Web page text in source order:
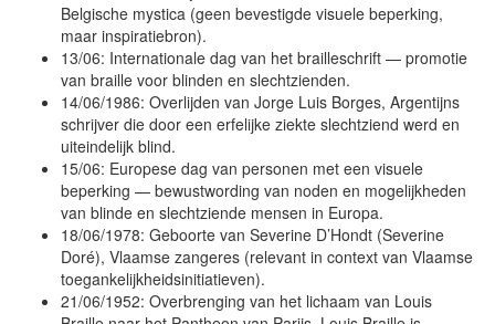
Belgische mystica (geen bevestigde visuele beperking,
maar inspiratiebron).
13/06: Internationale dag van het brailleschrift — promotie
van braille voor blinden en slechtzienden.
14/06/1986: Overlijden van Jorge Luis Borges, Argentijns
schrijver die door een erfelijke ziekte slechtziend werd en
uiteindelijk blind.
15/06: Europese dag van personen met een visuele
beperking — bewustwording van noden en mogelijkheden
van blinde en slechtziende mensen in Europa.
18/06/1978: Geboorte van Severine D’Hondt (Severine
Doré), Vlaamse zangeres (relevant in context van Vlaamse
toegankelijkheidsinitiatieven).
21/06/1952: Overbrenging van het lichaam van Louis